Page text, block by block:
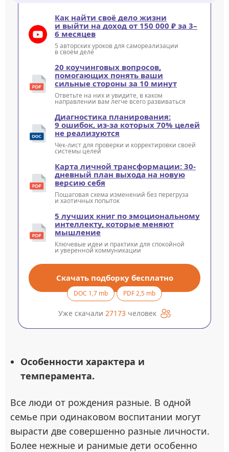
Как найти своё дело жизни
и выйти на доход от 150 000 ₽ за 3–
6 месяцев
5 авторских уроков для самореализации
в своём деле
20 коучинговых вопросов,
помогающих понять ваши
сильные стороны за 10 минут
Ответьте на них и увидите, в каком
направлении вам легче всего развиваться
Диагностика планирования:
9 ошибок, из-за которых 70% целей
не реализуются
Чек-лист для проверки и корректировки своей
системы целей
Карта личной трансформации: 30-
дневный план выхода на новую
версию себя
Пошаговая схема изменений без перегруза
и хаотичных попыток
5 лучших книг по эмоциональному
интеллекту, которые меняют
мышление
Ключевые идеи и практики для спокойной
и уверенной коммуникации
Скачать подборку бесплатно
DOC 1,7 mb PDF 2,5 mb
Уже скачали 27173 человек
Особенности характера и
темперамента.
Все люди от рождения разные. В одной
семье при одинаковом воспитании могут
вырасти две совершенно разные личности.
Более нежные и ранимые дети особенно